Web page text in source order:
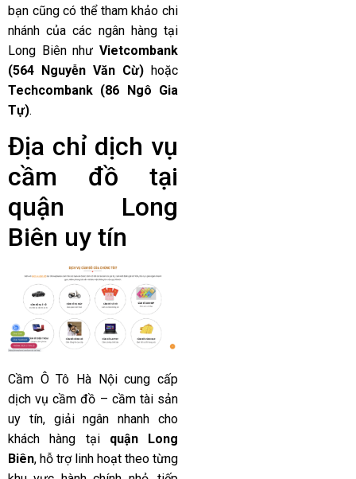
bạn cũng có thể tham khảo chi
nhánh của các ngân hàng tại
Long Biên như Vietcombank
(564 Nguyễn Văn Cừ) hoặc
Techcombank (86 Ngô Gia
Tự).
Địa chỉ dịch vụ
cầm đồ tại
quận Long
Biên uy tín
Cầm Ô Tô Hà Nội cung cấp
dịch vụ cầm đồ – cầm tài sản
uy tín, giải ngân nhanh cho
khách hàng tại quận Long
Biên, hỗ trợ linh hoạt theo từng